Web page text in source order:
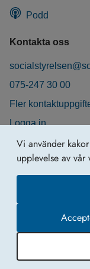
Vi använder
upplevelse av vår
Podd
Kontakta oss
075-247 30 00
Fler
Logga in
Behandling av